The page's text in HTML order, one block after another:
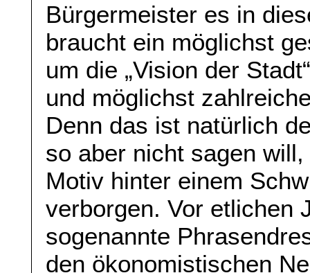
Bürgermeister es in
braucht ein möglichst
um die „Vision der
und möglichst
Denn das ist natürlich
so aber nicht sagen
Motiv hinter einem
verborgen. Vor etlichen
sogenannte
den ökonomistischen